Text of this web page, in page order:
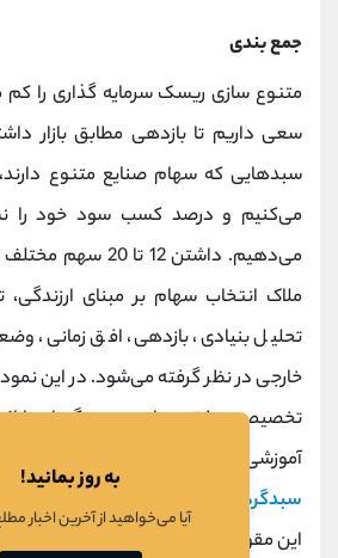
جمع ‌بندى
متنوع سازی ریسک سرمایه گذاری را
سعی داریم تا بازدهی مطابق بازار
سبدهایی که سهام صنایع متنوع
می‌کنیم و درصد کسب سود خود را
می‌دهیم. داشتن 12
ملاک انتخاب سهام بر مبنای ارزندگی،
تحلیل بنیادی، بازدهی، افق زمانی،
خارجی در نظر گرفته می‌شود. در این
تخصیص موفق سهام در سبدگردانی
آموزشی موجود در سایت مقالات
سبدگردانی
وجود دارد. با مطالعه این
این مقوله، دیدی باز پیدا کنید.
به روز بمانید!
آیا می‌خواهید از آخرین اخبار